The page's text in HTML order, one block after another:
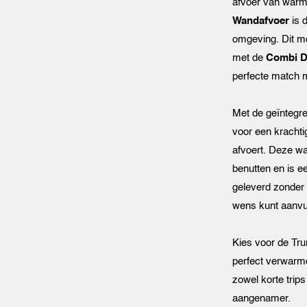
afvoer van
Wandafvoeris
omgeving. Dit
met de Combi
perfecte match
Met de
voor een
afvoert. Deze
benutten en is
geleverd
wens kunt
Kies voor de
perfect
zowel korte
aangenamer.